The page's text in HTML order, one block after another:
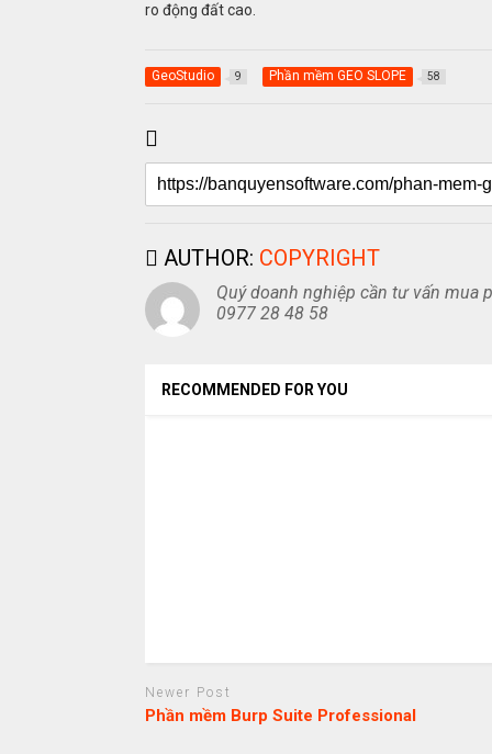
ro động đất cao.
GeoStudio 9 Phần mềm GEO SLOPE 58
AUTHOR: COPYRIGHT
Quý doanh nghiệp cần tư vấn mua
0977 28 48 58
RECOMMENDED FOR YOU
Newer Post
Phần mềm Burp Suite Professional